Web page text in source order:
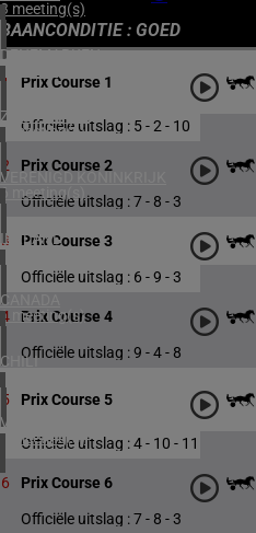
3 meeting(s)
DENEMARKEN
1 meeting(s)
ZUID-AFRIKA
1 meeting(s)
VERENIGD KONINKRIJK
6 meeting(s)
IERLAND
2 meeting(s)
CANADA
1 meeting(s)
CHILI
1 meeting(s)
VERENIGDE STATEN
4 meeting(s)
BAANCONDITIE : GOED
1 Prix Course 1
Officiële uitslag : 5 - 2 - 10
2 Prix Course 2
Officiële uitslag : 7 - 8 - 3
3 Prix Course 3
Officiële uitslag : 6 - 9 - 3
4 Prix Course 4
Officiële uitslag : 9 - 4 - 8
5 Prix Course 5
Officiële uitslag : 4 - 10 - 11
6 Prix Course 6
Officiële uitslag : 7 - 8 - 3